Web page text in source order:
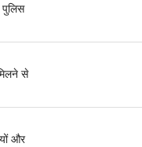
पुलिस
से
और